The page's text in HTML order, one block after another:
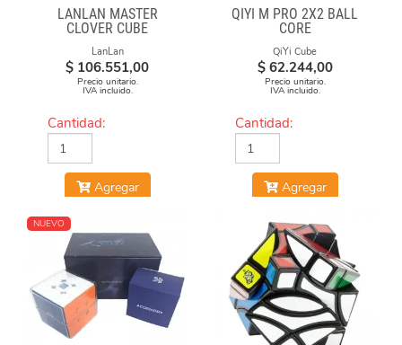
LANLAN MASTER
CLOVER CUBE
LanLan
$ 106.551,00
Precio unitario.
IVA incluido.
Cantidad:
Agregar
QIYI M PRO 2X2 BALL
CORE
QiYi Cube
$ 62.244,00
Precio unitario.
IVA incluido.
Cantidad:
Agregar
NUEVO